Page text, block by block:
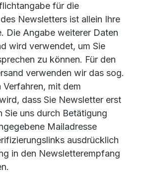
für die
Newsletters ist allein Ihre
Die Angabe weiterer Daten
wird verwendet, um Sie
zu können. Für den
verwenden wir das sog.
mit dem
dass Sie Newsletter erst
Sie uns durch Betätigung
Mailadresse
ausdrücklich
in den Newsletterempfang